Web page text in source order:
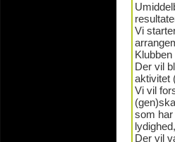
Vi
Der vil
aktivitet
Vi vil
som har
Der vil